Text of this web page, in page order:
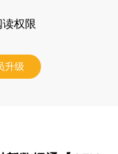
读权限
升级